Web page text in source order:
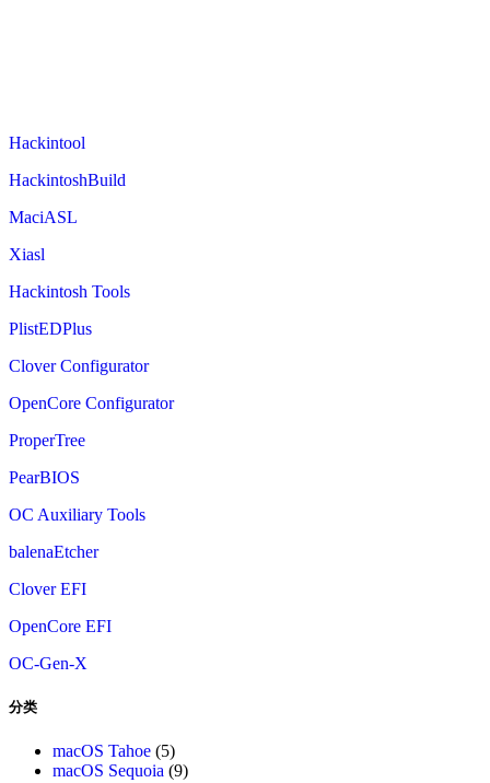
Hackintool
HackintoshBuild
MaciASL
Xiasl
Hackintosh Tools
PlistEDPlus
Clover Configurator
OpenCore Configurator
ProperTree
PearBIOS
OC Auxiliary Tools
balenaEtcher
Clover EFI
OpenCore EFI
OC-Gen-X
分类
macOS Tahoe (5)
macOS Sequoia (9)